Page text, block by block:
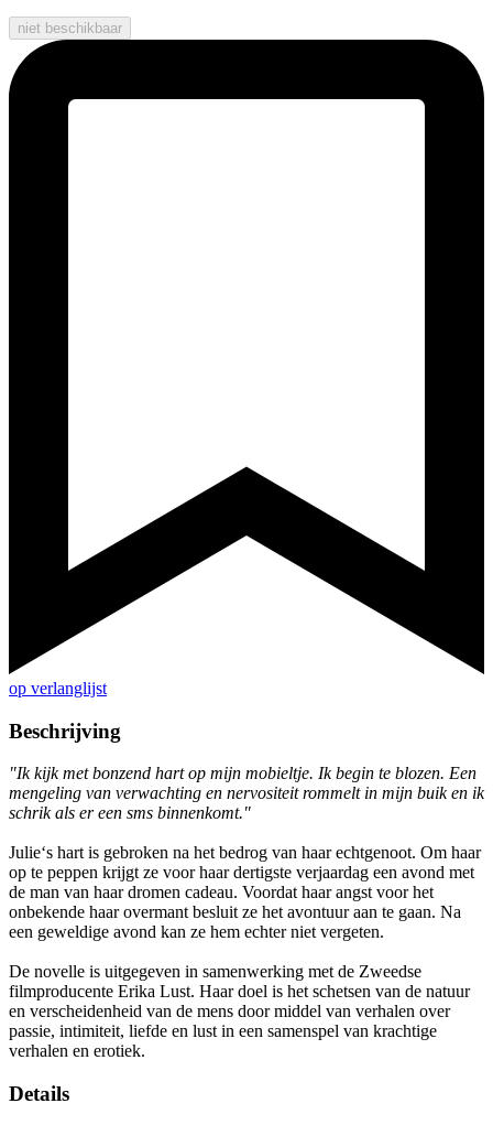
niet beschikbaar
op verlanglijst
Beschrijving
"Ik kijk met bonzend hart op mijn mobieltje. Ik begin te blozen. Een
mengeling van verwachting en nervositeit rommelt in mijn buik en ik
schrik als er een sms binnenkomt."
Julie‘s hart is gebroken na het bedrog van haar echtgenoot. Om haar
op te peppen krijgt ze voor haar dertigste verjaardag een avond met
de man van haar dromen cadeau. Voordat haar angst voor het
onbekende haar overmant besluit ze het avontuur aan te gaan. Na
een geweldige avond kan ze hem echter niet vergeten.
De novelle is uitgegeven in samenwerking met de Zweedse
filmproducente Erika Lust. Haar doel is het schetsen van de natuur
en verscheidenheid van de mens door middel van verhalen over
passie, intimiteit, liefde en lust in een samenspel van krachtige
verhalen en erotiek.
Details